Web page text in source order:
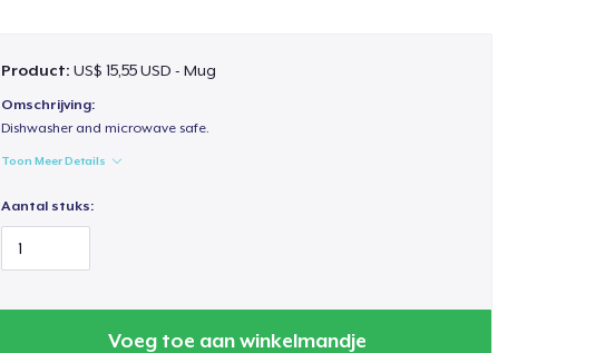
Product: US$ 15,55 USD - Mug
Omschrijving:
Dishwasher and microwave safe.
Toon Meer Details
Aantal stuks:
Voeg toe aan winkelmandje